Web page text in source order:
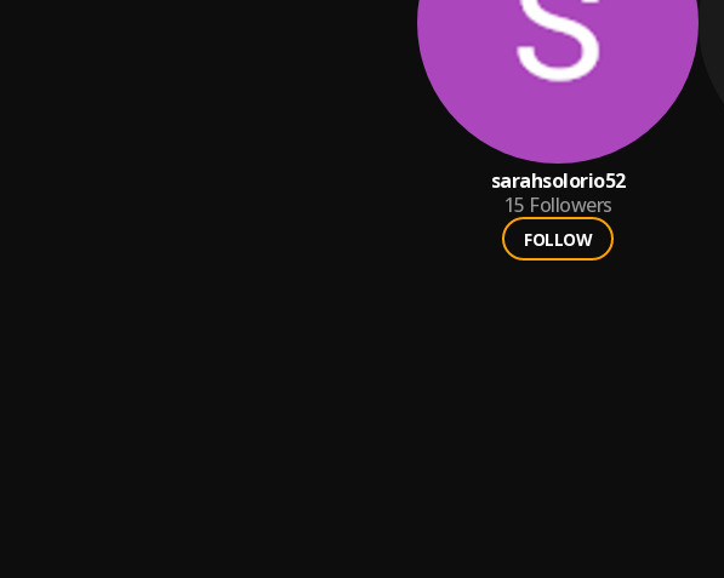
sarahsolorio52
15 Followers
FOLLOW